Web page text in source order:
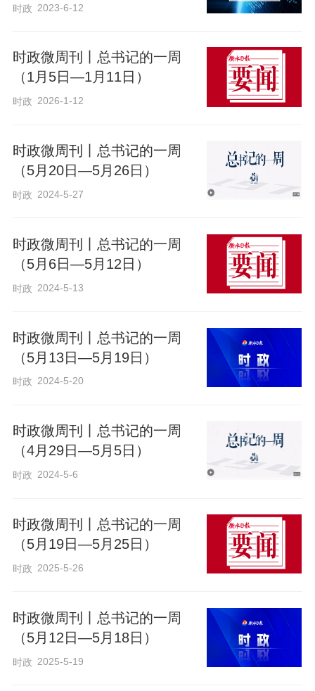
时政 2023-6-12
时政微周刊丨总书记的一周
（1月5日—1月11日）
时政 2026-1-12
时政微周刊丨总书记的一周
（5月20日—5月26日）
时政 2024-5-27
时政微周刊丨总书记的一周
（5月6日—5月12日）
时政 2024-5-13
时政微周刊丨总书记的一周
（5月13日—5月19日）
时政 2024-5-20
时政微周刊丨总书记的一周
（4月29日—5月5日）
时政 2024-5-6
时政微周刊丨总书记的一周
（5月19日—5月25日）
时政 2025-5-26
时政微周刊丨总书记的一周
（5月12日—5月18日）
时政 2025-5-19